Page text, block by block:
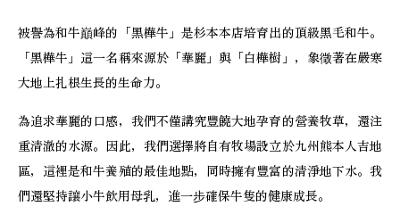
被譽為和牛巔峰的「黑樺牛」是杉本本店培育出的頂級黑毛和牛。
「黑樺牛」這一名稱來源於「華麗」與「白樺樹」，象徵著在嚴寒
大地上扎根生長的生命力。
為追求華麗的口感，我們不僅講究豐饒大地孕育的營養牧草，還注
重清澈的水源。因此，我們選擇將自有牧場設立於九州熊本人吉地
區，這裡是和牛養殖的最佳地點，同時擁有豐富的清淨地下水。我
們還堅持讓小牛飲用母乳，進一步確保牛隻的健康成長。